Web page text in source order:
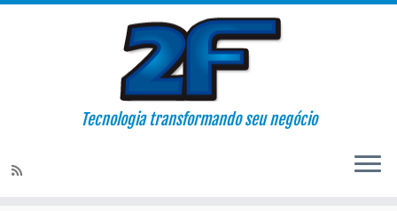
Tecnologia transformando seu negócio